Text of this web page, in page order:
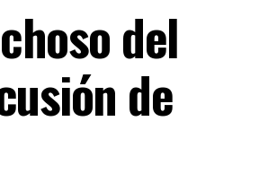
del
de